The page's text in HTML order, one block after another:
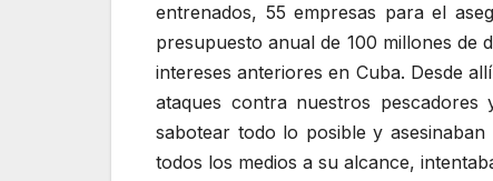
entrenados, 55 empresas para el
presupuesto anual de 100 millones
intereses anteriores en Cuba. Desde
ataques contra nuestros
sabotear todo lo posible y
todos los medios a su alcance,